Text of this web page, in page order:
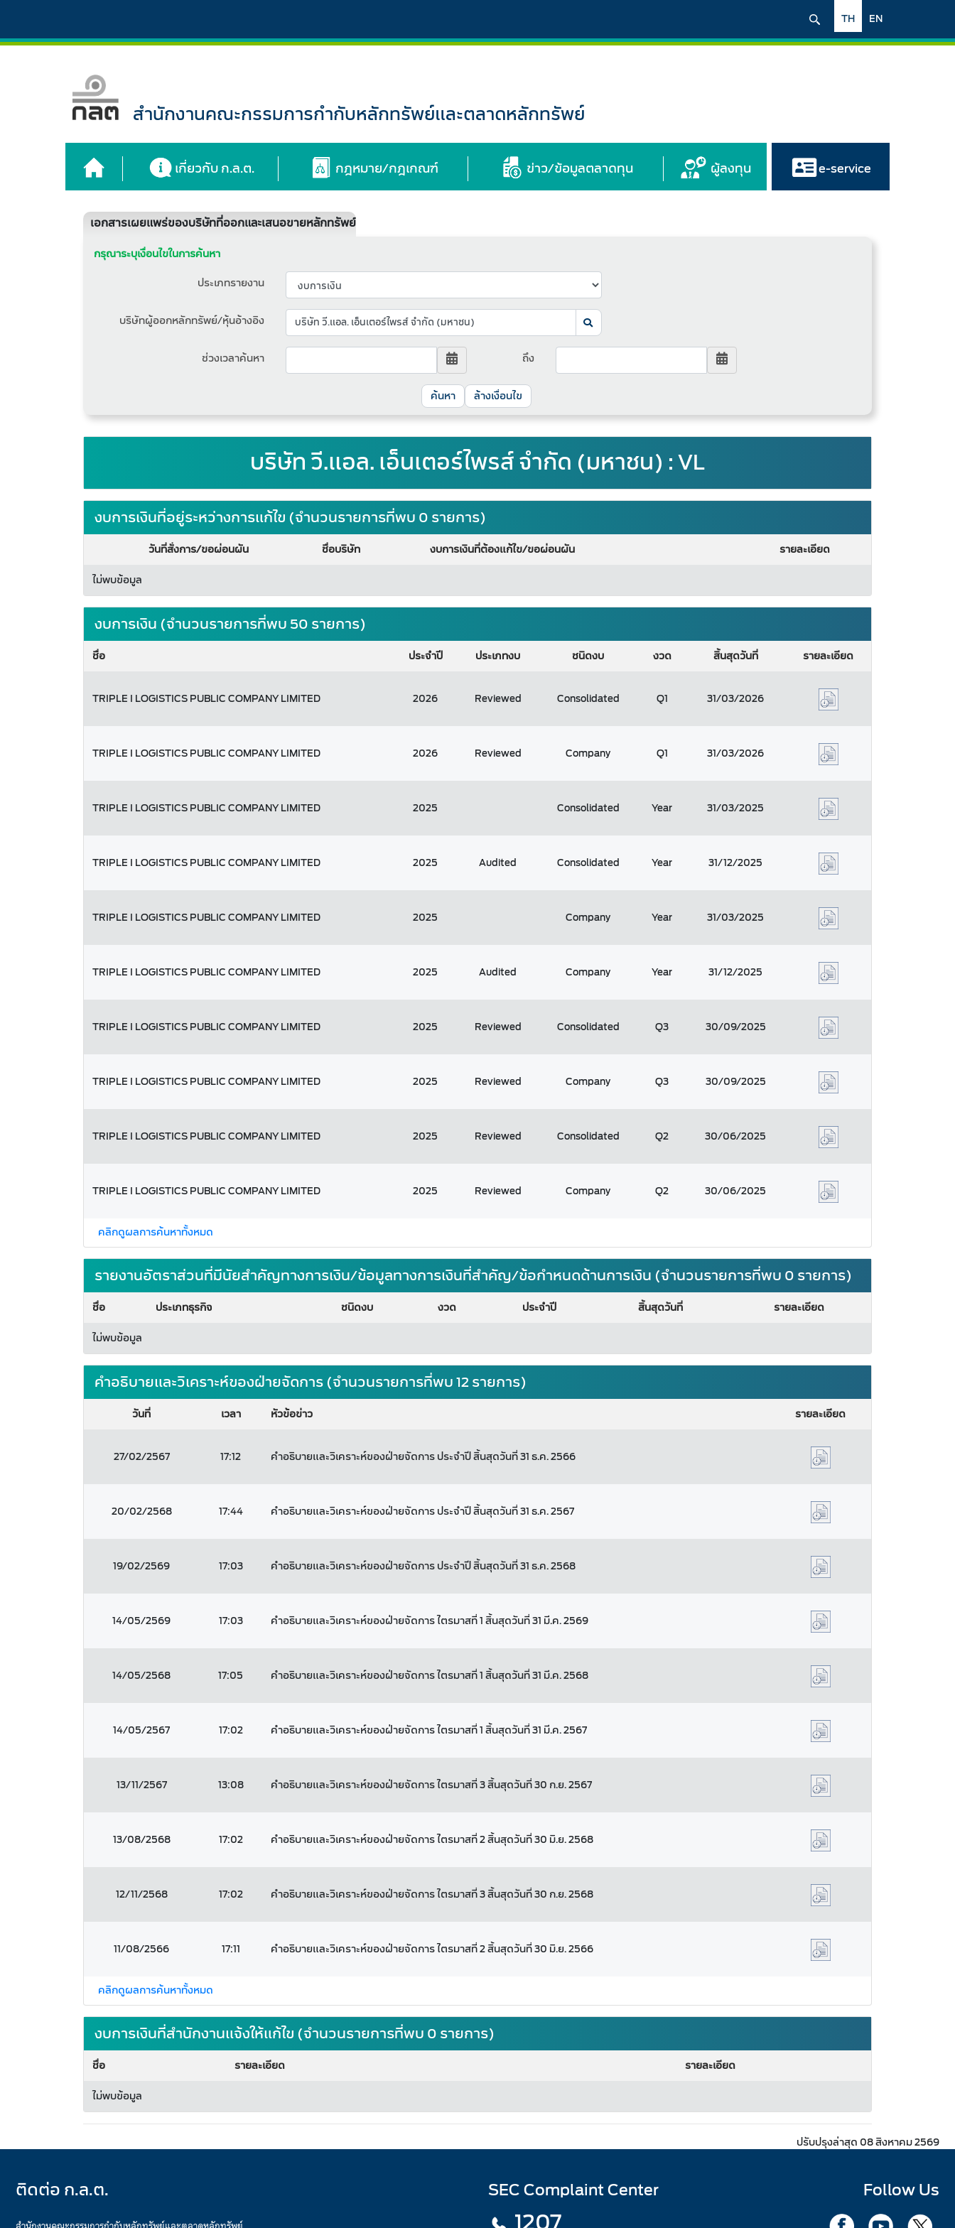
EN
TH
สำนักงานคณะกรรมการกำกับหลักทรัพย์และตลาดหลักทรัพย์
เกี่ยวกับ ก.ล.ต. กฎหมาย/กฎเกณฑ์ ข่าว/ข้อมูลตลาดทุน ผู้ลงทุน e-service
เอกสารเผยแพร่ของบริษัทที่ออกและเสนอขายหลักทรัพย์
กรุณาระบุเงื่อนไขในการค้นหา
ประเภทรายงาน
บริษัทผู้ออกหลักทรัพย์/หุ้นอ้างอิง
ช่วงเวลาค้นหา ถึง
ล้างเงื่อนไข
บริษัท วี.แอล. เอ็นเตอร์ไพรส์ จำกัด (มหาชน) : VL
งบการเงินที่อยู่ระหว่างการแก้ไข (จำนวนรายการที่พบ 0 รายการ)
วันที่สั่งการ/ขอผ่อนผัน ชื่อบริษัท งบการเงินที่ต้องแก้ไข/ขอผ่อนผัน
รายละเอียด
ไม่พบข้อมูล
งบการเงิน (จำนวนรายการที่พบ 50 รายการ)
ชื่อ ประจำปี ประเภทงบ ชนิดงบ งวด สิ้นสุดวันที่ รายละเอียด
TRIPLE I LOGISTICS PUBLIC COMPANY LIMITED 2026 Reviewed Consolidated Q1 31/03/2026
TRIPLE I LOGISTICS PUBLIC COMPANY LIMITED 2026 Reviewed Company Q1 31/03/2026
TRIPLE I LOGISTICS PUBLIC COMPANY LIMITED 2025 Consolidated Year 31/03/2025
TRIPLE I LOGISTICS PUBLIC COMPANY LIMITED 2025 Audited Consolidated Year 31/12/2025
TRIPLE I LOGISTICS PUBLIC COMPANY LIMITED 2025 Company Year 31/03/2025
TRIPLE I LOGISTICS PUBLIC COMPANY LIMITED 2025 Audited Company Year 31/12/2025
TRIPLE I LOGISTICS PUBLIC COMPANY LIMITED 2025 Reviewed Consolidated Q3 30/09/2025
TRIPLE I LOGISTICS PUBLIC COMPANY LIMITED 2025 Reviewed Company Q3 30/09/2025
TRIPLE I LOGISTICS PUBLIC COMPANY LIMITED 2025 Reviewed Consolidated Q2 30/06/2025
TRIPLE I LOGISTICS PUBLIC COMPANY LIMITED 2025 Reviewed Company Q2 30/06/2025
คลิกดูผลการค้นหาทั้งหมด
รายงานอัตราส่วนที่มีนัยสำคัญทางการเงิน/ข้อมูลทางการเงินที่สำคัญ/ข้อกำหนดด้านการเงิน (จำนวนรายการที่พบ 0 รายการ)
ชื่อ ประเภทธุรกิจ ชนิดงบ งวด ประจำปี สิ้นสุดวันที่
รายละเอียด
ไม่พบข้อมูล
คำอธิบายและวิเคราะห์ของฝ่ายจัดการ (จำนวนรายการที่พบ 12 รายการ)
วันที่ เวลา หัวข้อข่าว รายละเอียด
27/02/2567 17:12 คำอธิบายและวิเคราะห์ของฝ่ายจัดการ ประจำปี สิ้นสุดวันที่ 31 ธ.ค. 2566
20/02/2568 17:44 คำอธิบายและวิเคราะห์ของฝ่ายจัดการ ประจำปี สิ้นสุดวันที่ 31 ธ.ค. 2567
19/02/2569 17:03 คำอธิบายและวิเคราะห์ของฝ่ายจัดการ ประจำปี สิ้นสุดวันที่ 31 ธ.ค. 2568
14/05/2569 17:03 คำอธิบายและวิเคราะห์ของฝ่ายจัดการ ไตรมาสที่ 1 สิ้นสุดวันที่ 31 มี.ค. 2569
14/05/2568 17:05 คำอธิบายและวิเคราะห์ของฝ่ายจัดการ ไตรมาสที่ 1 สิ้นสุดวันที่ 31 มี.ค. 2568
14/05/2567 17:02 คำอธิบายและวิเคราะห์ของฝ่ายจัดการ ไตรมาสที่ 1 สิ้นสุดวันที่ 31 มี.ค. 2567
13/11/2567 13:08 คำอธิบายและวิเคราะห์ของฝ่ายจัดการ ไตรมาสที่ 3 สิ้นสุดวันที่ 30 ก.ย. 2567
13/08/2568 17:02 คำอธิบายและวิเคราะห์ของฝ่ายจัดการ ไตรมาสที่ 2 สิ้นสุดวันที่ 30 มิ.ย. 2568
12/11/2568 17:02 คำอธิบายและวิเคราะห์ของฝ่ายจัดการ ไตรมาสที่ 3 สิ้นสุดวันที่ 30 ก.ย. 2568
11/08/2566 17:11 คำอธิบายและวิเคราะห์ของฝ่ายจัดการ ไตรมาสที่ 2 สิ้นสุดวันที่ 30 มิ.ย. 2566
คลิกดูผลการค้นหาทั้งหมด
งบการเงินที่สำนักงานแจ้งให้แก้ไข (จำนวนรายการที่พบ 0 รายการ)
ชื่อ รายละเอียด
รายละเอียด
ไม่พบข้อมูล
ปรับปรุงล่าสุด 08 สิงหาคม 2569
ติดต่อ ก.ล.ต. SEC Complaint Center Follow Us